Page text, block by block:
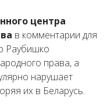
центра
в комментарии для
Раубишко
права, а
нарушает
их в Беларусь.